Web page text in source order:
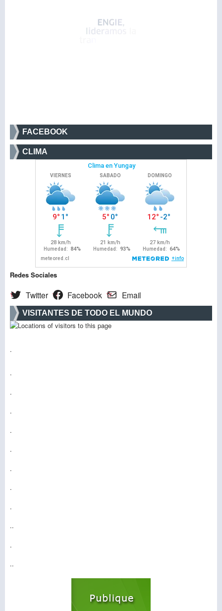
FACEBOOK
CLIMA
Redes Sociales
Twitter Facebook Email
VISITANTES DE TODO EL MUNDO
.
.
.
.
.
.
.
.
.
..
.
..